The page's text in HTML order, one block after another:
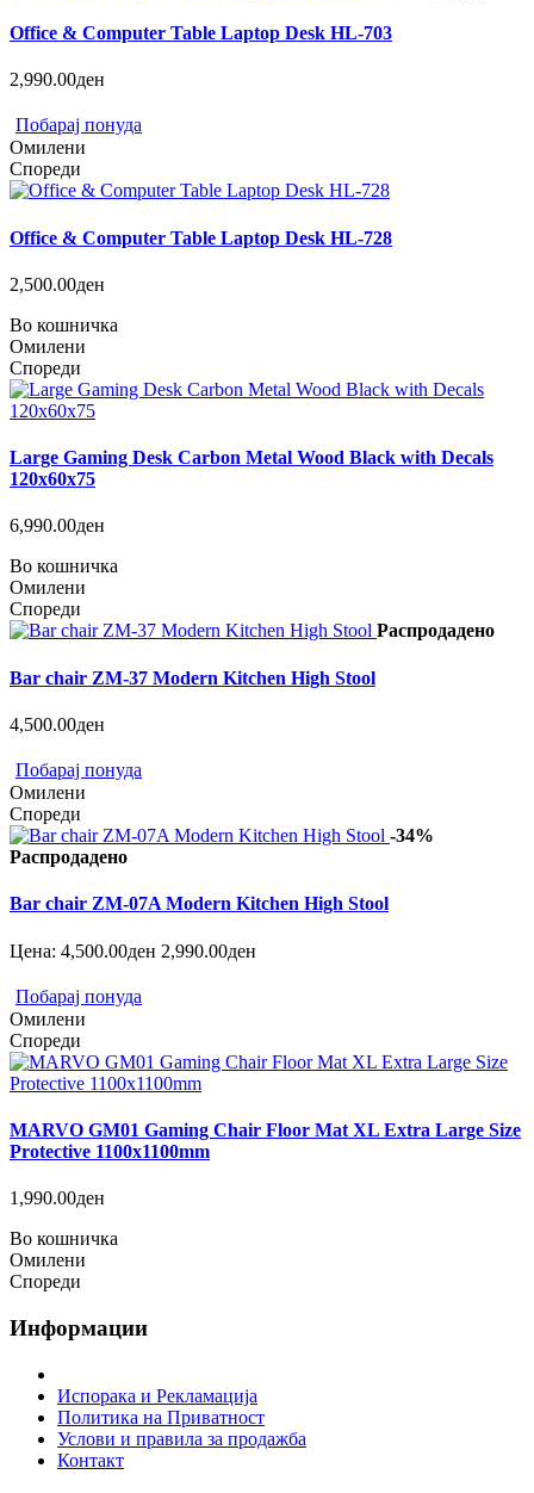
Office & Computer Table Laptop Desk HL-703
2,990.00ден
Побарај понуда
Омилени
Спореди
Office & Computer Table Laptop Desk HL-728
2,500.00ден
Во кошничка
Омилени
Спореди
Large Gaming Desk Carbon Metal Wood Black with Decals
120x60x75
6,990.00ден
Во кошничка
Омилени
Спореди
Распродадено
Bar chair ZM-37 Modern Kitchen High Stool
4,500.00ден
Побарај понуда
Омилени
Спореди
-34%
Распродадено
Bar chair ZM-07A Modern Kitchen High Stool
Цена: 4,500.00ден 2,990.00ден
Побарај понуда
Омилени
Спореди
MARVO GM01 Gaming Chair Floor Mat XL Extra Large Size
Protective 1100x1100mm
1,990.00ден
Во кошничка
Омилени
Спореди
Информации
Испорака и Рекламација
Политика на Приватност
Услови и правила за продажба
Контакт